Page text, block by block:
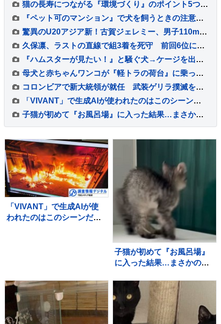
猫の長寿につながる『環境づくり』のポイント5つ 愛猫の健康を守るために心がけるべきこととは
『ペット可のマンション』で犬を飼うときの注意点5つ 知っておくべきルールとは？
驚異のU20アジア新！古賀ジェレミー、男子110mHで12秒95をマークし泉谷駿介以来の決勝進出【U20世界陸上】
久保凛、ラストの直線で組3着を死守 前回6位に続く2大会連続の決勝へ【U20世界陸上・女子800m】
『ハムスターが見たい！』と騒ぐ犬→ケージを出してあげると、ジーッと見つめて…人間の子どものような光景に反響「なんて尊いの」「姿勢がｗ」
母犬と赤ちゃんワンコが『軽トラの荷台』に乗った結果→通ったら二度見する『尊すぎる警備』が217万再生「可愛いの渋滞」「たまらない景色」
コロンビアで新大統領が就任 武装ゲリラ撲滅を誓う
「VIVANT」で生成AIが使われたのはこのシーンだ！～TBSドラマ初の本格利用～【調査情報デジタル】
子猫が初めて『お風呂場』に入った結果…まさかの『可愛すぎる展開』が45万再生「兄猫たちがたまらんｗ」「見守り隊が増えて笑った」
「VIVANT」で生成AIが使
われたのはこのシーンだ！
子猫が初めて『お風呂場』
に入った結果…まさかの
再生「兄猫たちがたまらん
ｗ」「見守り隊が増えて笑
った」